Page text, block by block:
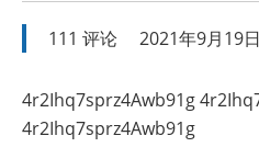
111 评论 2021年9月19
4r2Ihq7sprz4Awb91g
4r2Ihq7sprz4Awb91g